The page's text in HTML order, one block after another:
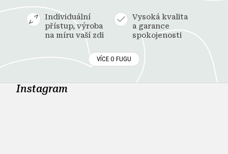
Individuální
přístup, výroba
na míru vaší zdi
Vysoká kvalita
a garance
spokojenosti
VÍCE O FUGU
Instagram